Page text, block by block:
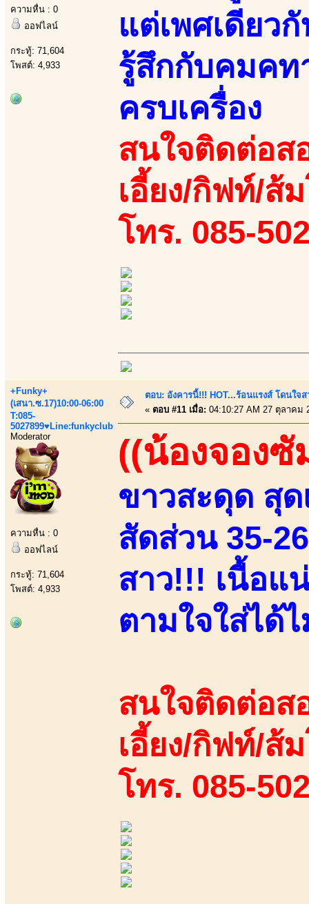
ความหื่น : 0
ออฟไลน์
กระทู้: 71,604
โพสต์: 4,933
แต่เพศเดียว
รู้สึกกับคมคท
ครบเครื่อง
สนใจติดต่อส
เอี้ยง/กิฟท์/ส้
โทร. 085-
+Funky+
(เสนา.ซ.17)10:00-06:00
T:085-
5027899♥Line:funkyclub
Moderator
ความหื่น : 0
ออฟไลน์
กระทู้: 71,604
โพสต์: 4,933
ตอบ: อังคารนี้!!! HOT...ร้อนแรงส์ โดนใจ
« ตอบ #11 เมื่อ: 04:10:27 AM 27 ตุลาคม
((น้องจองซั
ขาวสะดุด สุด
สัดส่วน 35-
สาว!!! เนื้อ
ตามใจใส่ได้
สนใจติดต่อส
เอี้ยง/กิฟท์/ส้
โทร. 085-